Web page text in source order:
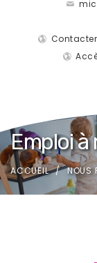
Emploi
ACCUEIL NOUS